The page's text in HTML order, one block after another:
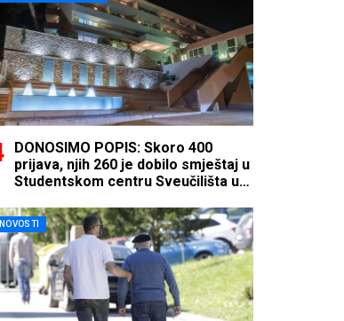
DONOSIMO POPIS: Skoro 400
prijava, njih 260 je dobilo smještaj u
Studentskom centru Sveučilišta u
NOVOSTI